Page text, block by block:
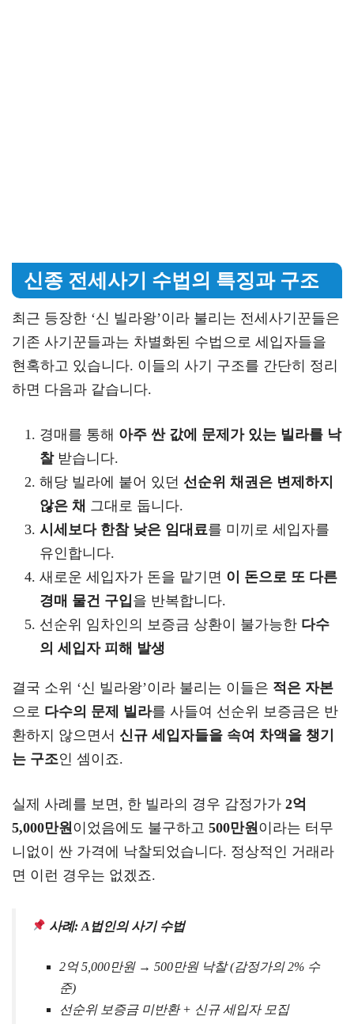
신종 전세사기 수법의 특징과 구조
최근 등장한 ‘신 빌라왕’이라 불리는 전세사기꾼들은
기존 사기꾼들과는 차별화된 수법으로 세입자들을
현혹하고 있습니다. 이들의 사기 구조를 간단히 정리
하면 다음과 같습니다.
경매를 통해 아주 싼 값에 문제가 있는 빌라를 낙
찰받습니다.
해당 빌라에 붙어 있던 선순위 채권은 변제하지
않은 채 그대로 둡니다.
시세보다 한참 낮은 임대료를 미끼로 세입자를
유인합니다.
새로운 세입자가 돈을 맡기면 이 돈으로 또 다른
경매 물건 구입을 반복합니다.
선순위 임차인의 보증금 상환이 불가능한 다수
의 세입자 피해 발생
결국 소위 ‘신 빌라왕’이라 불리는 이들은 적은 자본
으로 다수의 문제 빌라를 사들여 선순위 보증금은 반
환하지 않으면서 신규 세입자들을 속여 차액을 챙기
는 구조인 셈이죠.
실제 사례를 보면, 한 빌라의 경우 감정가가 2억
5,000만원 이었음에도 불구하고 500만원 이라는 터무
니없이 싼 가격에 낙찰되었습니다. 정상적인 거래라
면 이런 경우는 없겠죠.
사례: A법인의 사기 수법
2억 5,000만원 → 500만원 낙찰 (감정가의 2% 수
준)
선순위 보증금 미반환 + 신규 세입자 모집